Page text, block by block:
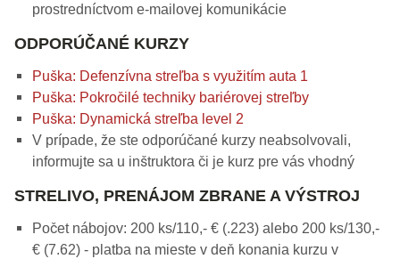
prostredníctvom e-mailovej komunikácie
ODPORÚČANÉ KURZY
Puška: Defenzívna streľba s využitím auta 1
Puška: Pokročilé techniky bariérovej streľby
Puška: Dynamická streľba level 2
V prípade, že ste odporúčané kurzy neabsolvovali,
informujte sa u inštruktora či je kurz pre vás vhodný
STRELIVO, PRENÁJOM ZBRANE A VÝSTROJ
Počet nábojov: 200 ks/110,- € (.223) alebo 200 ks/130,-
€ (7.62) - platba na mieste v deň konania kurzu v